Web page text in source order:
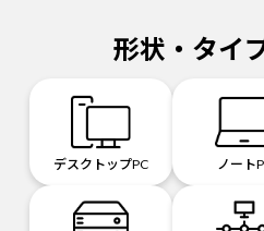
形状・タイ
デスクトップPC ノート